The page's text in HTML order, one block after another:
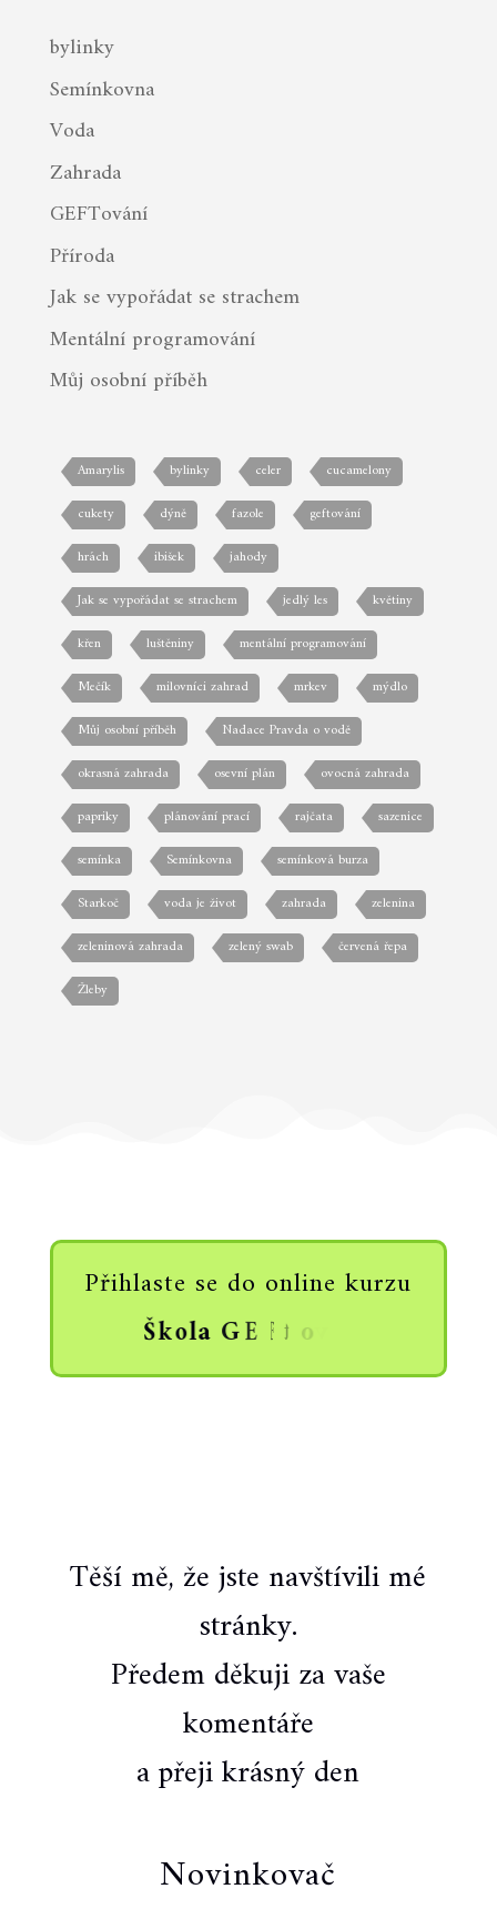
bylinky
Semínkovna
Voda
Zahrada
GEFTování
Příroda
Jak se vypořádat se strachem
Mentální programování
Můj osobní příběh
Amarylis bylinky celer
cucamelony
cukety
dýně fazole
geftování
hrách
ibišek
jahody
Jak se vypořádat se strachem
jedlý les
květiny
křen
luštěniny
mentální programování
Mečík
milovníci zahrad mrkev
mýdlo
Můj osobní příběh
Nadace Pravda o vodě
okrasná zahrada
osevní plán
ovocná zahrada
papriky
plánování prací rajčata
sazenice
semínka
Semínkovna
semínková burza
Starkoč
voda je život zahrada
zelenina
zeleninová zahrada
zelený swab
červená řepa
Žleby
Přihlaste se do online kurzu
Škola GE F to v
Těší mě, že jste navštívili mé
stránky.
Předem děkuji za vaše
komentáře
a přeji krásný den
Novinkovač